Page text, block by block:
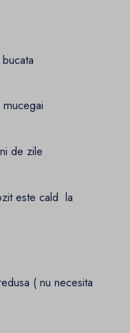
de zile
este cald la
( nu necesita